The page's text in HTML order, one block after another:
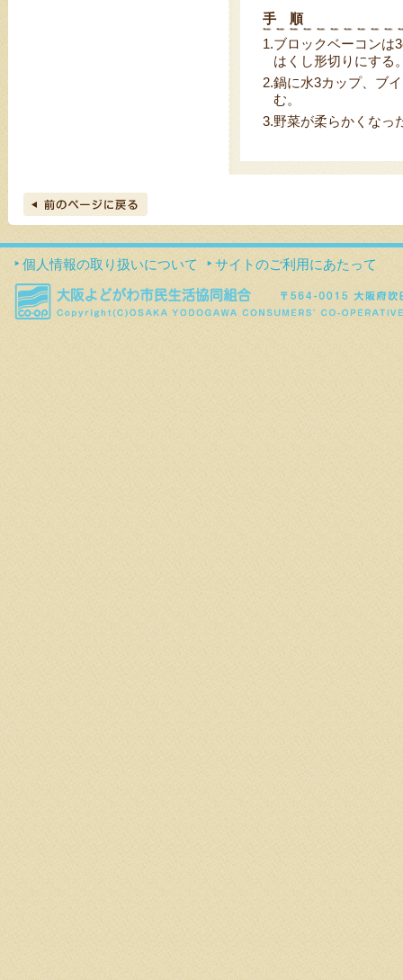
手 順
1.ブロックベーコンは
はくし形切りにする
2.鍋に水3カップ、ブ
む。
3.野菜が柔らかくなっ
個人情報の取り扱いについて サイトのご利用にあたって